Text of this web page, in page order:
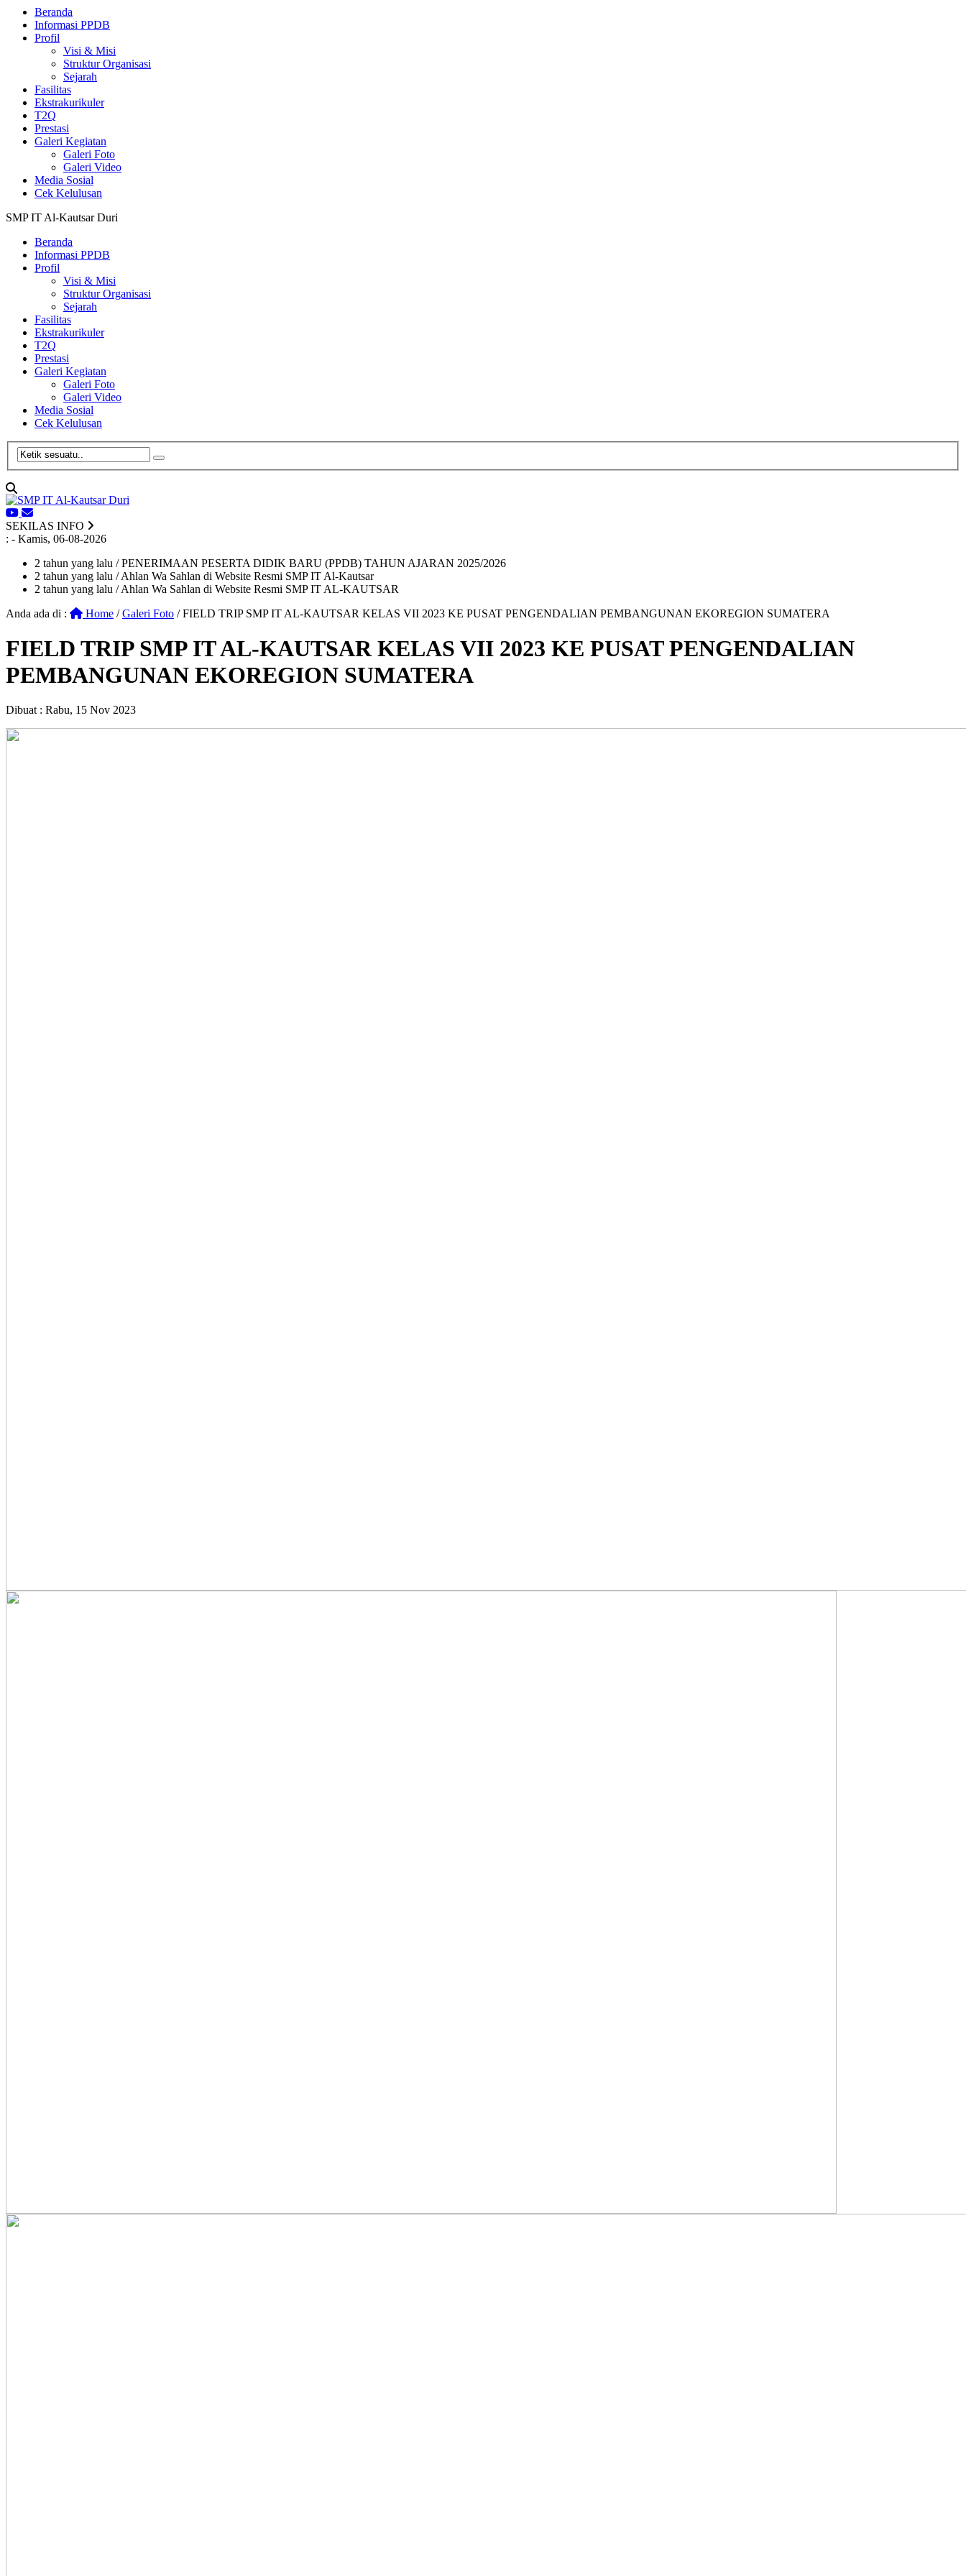
Beranda
Informasi PPDB
Profil
Visi & Misi
Struktur Organisasi
Sejarah
Fasilitas
Ekstrakurikuler
T2Q
Prestasi
Galeri Kegiatan
Galeri Foto
Galeri Video
Media Sosial
Cek Kelulusan
SMP IT Al-Kautsar Duri
Beranda
Informasi PPDB
Profil
Visi & Misi
Struktur Organisasi
Sejarah
Fasilitas
Ekstrakurikuler
T2Q
Prestasi
Galeri Kegiatan
Galeri Foto
Galeri Video
Media Sosial
Cek Kelulusan
SEKILAS INFO
: - Kamis, 06-08-2026
2 tahun yang lalu / PENERIMAAN PESERTA DIDIK BARU (PPDB) TAHUN AJARAN 2025/2026
2 tahun yang lalu / Ahlan Wa Sahlan di Website Resmi SMP IT Al-Kautsar
2 tahun yang lalu / Ahlan Wa Sahlan di Website Resmi SMP IT AL-KAUTSAR
Anda ada di :
Home /Galeri Foto /FIELD TRIP SMP IT AL-KAUTSAR KELAS VII 2023 KE PUSAT PENGENDALIAN PEMBANGUNAN EKOREGION SUMATERA
FIELD TRIP SMP IT AL-KAUTSAR KELAS VII 2023 KE PUSAT PENGENDALIAN
PEMBANGUNAN EKOREGION SUMATERA
Dibuat : Rabu, 15 Nov 2023